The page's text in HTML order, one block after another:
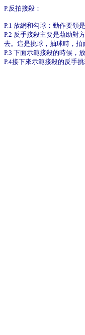
P.反拍接殺：
P.1 放網和勾球：動作要領
P.2 反手接殺主要是藉助對
去。這是挑球，抽球時，拍
P.3 下面示範接殺的時候，
P.4接下來示範接殺的反手挑